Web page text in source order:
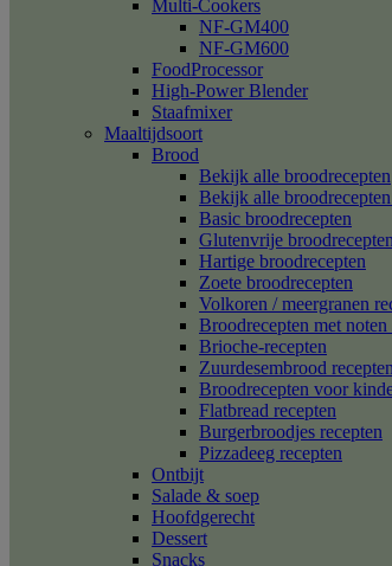
Multi-Cookers
NF-GM400
NF-GM600
FoodProcessor
High-Power Blender
Staafmixer
Maaltijdsoort
Brood
Bekijk alle broodrecepten
Bekijk alle
Basic broodrecepten
Glutenvrije broodrecepten
Hartige broodrecepten
Zoete broodrecepten
Volkoren / meergranen
Broodrecepten met
Brioche-recepten
Zuurdesembrood recepten
Broodrecepten voor
Flatbread recepten
Burgerbroodjes recepten
Pizzadeeg recepten
Ontbijt
Salade & soep
Hoofdgerecht
Dessert
Snacks